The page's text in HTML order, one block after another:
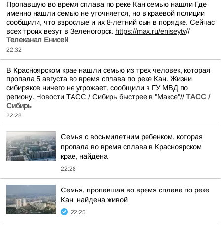
Пропавшую во время сплава по реке Кан семью нашли Где
именно нашли семью не уточняется, но в краевой полиции
сообщили, что взрослые и их 8-летний сын в порядке. Сейчас
всех троих везут в Зеленогорск. https://max.ru/eniseytv//
Телеканал Енисей
22:32
В Красноярском крае нашли семью из трех человек, которая
пропала 5 августа во время сплава по реке Кан. Жизни
сибиряков ничего не угрожает, сообщили в ГУ МВД по
региону. Новости ТАСС / Сибирь быстрее в "Mаксе"// ТАСС /
Сибирь
22:28
Семья с восьмилетним ребенком, которая
пропала во время сплава в Красноярском
крае, найдена
22:28
Семья, пропавшая во время сплава по реке
Кан, найдена живой
22:25